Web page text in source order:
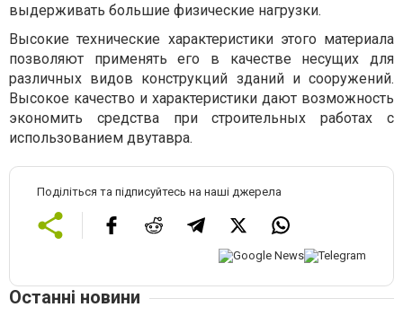
выдерживать большие физические нагрузки.
Высокие технические характеристики этого материала
позволяют применять его в качестве несущих для
различных видов конструкций зданий и сооружений.
Высокое качество и характеристики дают возможность
экономить средства при строительных работах с
использованием двутавра.
Поділіться та підписуйтесь на наші джерела
Останні новини